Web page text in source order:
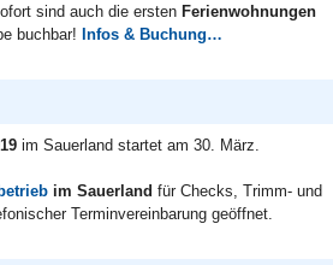
sind auch die ersten Ferienwohnungen
buchbar! Infos & Buchung…
im Sauerland startet am 30. März.
im Sauerland für Checks, Trimm- und
Terminvereinbarung geöffnet.